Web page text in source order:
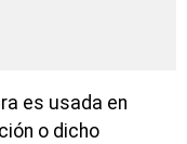
es usada en
o dicho